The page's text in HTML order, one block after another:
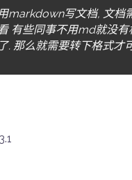
markdown写文档, 文档
有些同事不用md就没有
. 那么就需要转下格式才